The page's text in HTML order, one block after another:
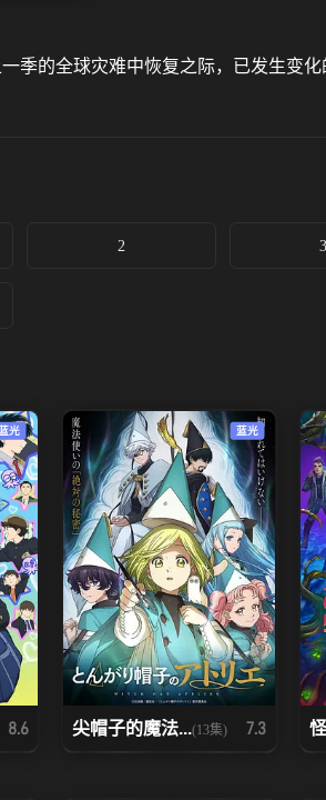
季的全球灾难中恢复之际，已发生变
2 3
光
8.6
蓝光
尖帽子的魔法...(13集) 7.3